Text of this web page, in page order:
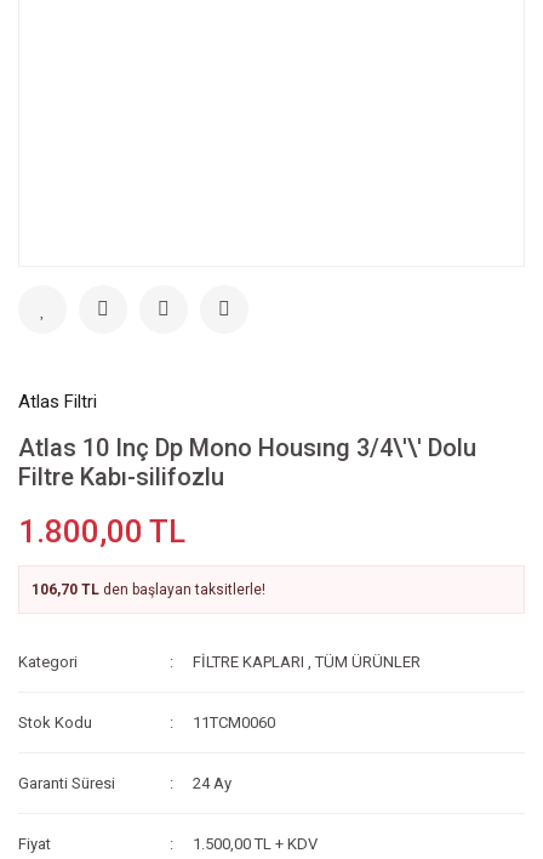
Atlas Filtri
Atlas 10 Inç Dp Mono Housıng 3/4\'\' Dolu
Filtre Kabı-silifozlu
1.800,00 TL
106,70 TL den başlayan taksitlerle!
Kategori FİLTRE KAPLARI ,TÜM ÜRÜNLER
Stok Kodu 11TCM0060
Garanti Süresi 24 Ay
Fiyat 1.500,00 TL + KDV